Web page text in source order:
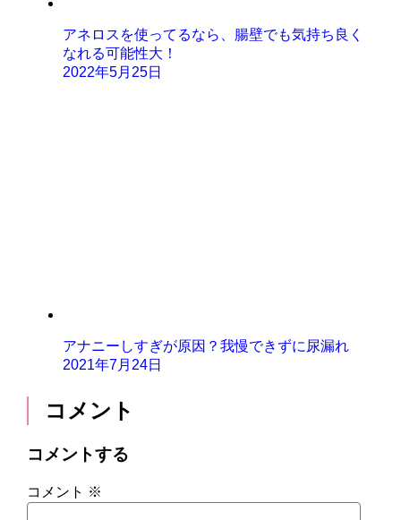
アネロスを使ってるなら、腸壁でも気持ち良く
なれる可能性大！
2022年5月25日
アナニーしすぎが原因？我慢できずに尿漏れ
2021年7月24日
コメント
コメントする
コメント ※